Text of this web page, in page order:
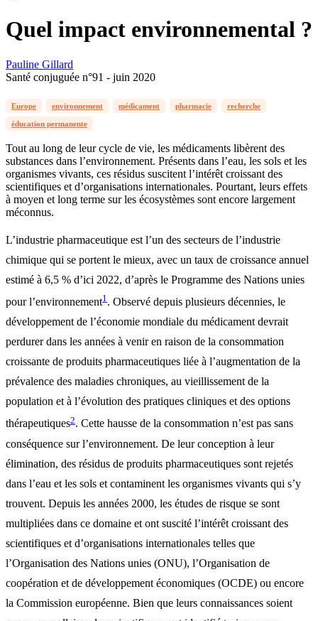
Quel impact environnemental ?
Pauline Gillard
Santé conjuguée n°91 - juin 2020
Europe environnement médicament pharmacie recherche
éducation permanente
Tout au long de leur cycle de vie, les médicaments libèrent des
substances dans l’environnement. Présents dans l’eau, les sols et les
organismes vivants, ces résidus suscitent l’intérêt croissant des
scientifiques et d’organisations internationales. Pourtant, leurs effets
à moyen et long terme sur les écosystèmes sont encore largement
méconnus.
L’industrie pharmaceutique est l’un des secteurs de l’industrie
chimique qui se portent le mieux, avec un taux de croissance annuel
estimé à 6,5 % d’ici 2022, d’après le Programme des Nations unies
pour l’environnement1 . Observé depuis plusieurs décennies, le
développement de l’économie mondiale du médicament devrait
perdurer dans les années à venir en raison de la consommation
croissante de produits pharmaceutiques liée à l’augmentation de la
prévalence des maladies chroniques, au vieillissement de la
population et à l’évolution des pratiques cliniques et des options
thérapeutiques2. Cette hausse de la consommation n’est pas sans
conséquence sur l’environnement. De leur conception à leur
élimination, des résidus de produits pharmaceutiques sont rejetés
dans l’eau et les sols et contaminent les organismes vivants qui s’y
trouvent. Depuis les années 2000, les études de risque se sont
multipliées dans ce domaine et ont suscité l’intérêt croissant des
scientifiques et d’organisations internationales telles que
l’Organisation des Nations unies (ONU), l’Organisation de
coopération et de développement économiques (OCDE) ou encore
la Commission européenne. Bien que leurs connaissances soient